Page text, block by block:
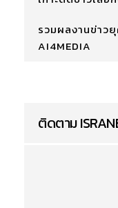
รวมผลงานข่าว
AI4MEDIA
ติดตาม